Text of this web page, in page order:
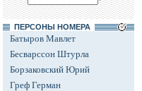
ПЕРСОНЫ НОМЕРА
Батыров Мавлет
Бесварссон Штурла
Борзаковский Юрий
Греф Герман